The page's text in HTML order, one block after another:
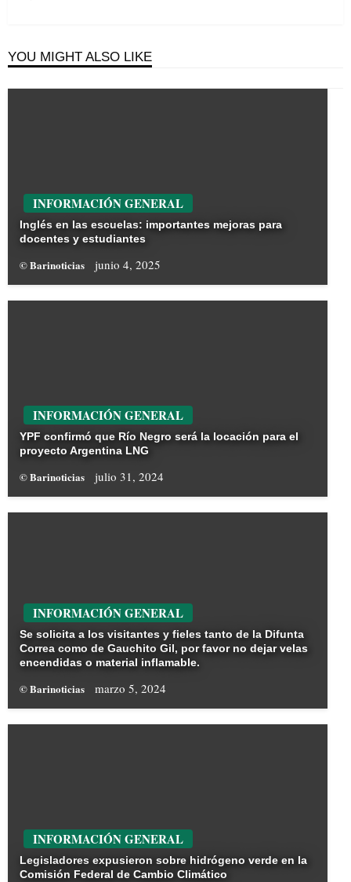
YOU MIGHT ALSO LIKE
INFORMACIÓN GENERAL
Inglés en las escuelas: importantes mejoras para
docentes y estudiantes
© Barinoticias junio 4, 2025
INFORMACIÓN GENERAL
YPF confirmó que Río Negro será la locación para el
proyecto Argentina LNG
© Barinoticias julio 31, 2024
INFORMACIÓN GENERAL
Se solicita a los visitantes y fieles tanto de la Difunta
Correa como de Gauchito Gil, por favor no dejar velas
encendidas o material inflamable.
© Barinoticias marzo 5, 2024
INFORMACIÓN GENERAL
Legisladores expusieron sobre hidrógeno verde en la
Comisión Federal de Cambio Climático